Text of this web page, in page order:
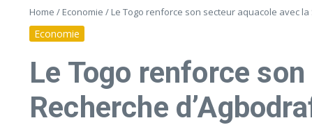
Home / Economie / Le Togo renforce son secteur aquacole avec
Economie
Le Togo renforce
Recherche